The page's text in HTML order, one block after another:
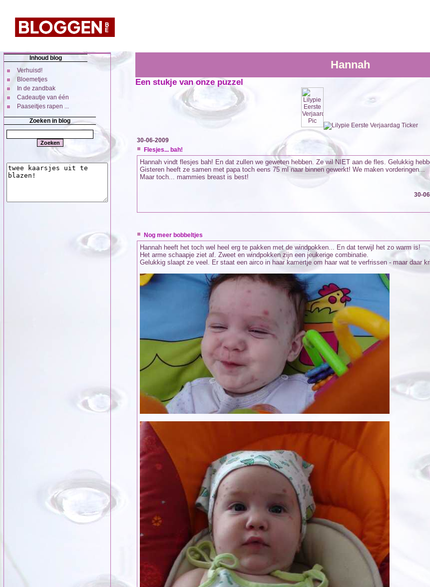
Inhoud blog
Verhuisd!
Bloemetjes
In de zandbak
Cadeautje van één
Paaseitjes rapen ...
Zoeken in blog
Hannah
Een stukje van onze puzzel
30-06-2009
Flesjes... bah!
Hannah vindt flesjes bah! En dat zullen we geweten hebben. Ze wil NIET aan de fles. Gelukkig
Gisteren heeft ze samen met papa toch eens 75 ml naar binnen gewerkt! We maken vorderingen...
Maar toch... mammies breast is best!
30-
Nog meer bobbeltjes
Hannah heeft het toch wel heel erg te pakken met de windpokken... En dat terwijl het zo warm is!
Het arme schaapje ziet af. Zweet en windpokken zijn een jeukerige combinatie.
Gelukkig slaapt ze veel. Er staat een airco in haar kamertje om haar wat te verfrissen - maar daar